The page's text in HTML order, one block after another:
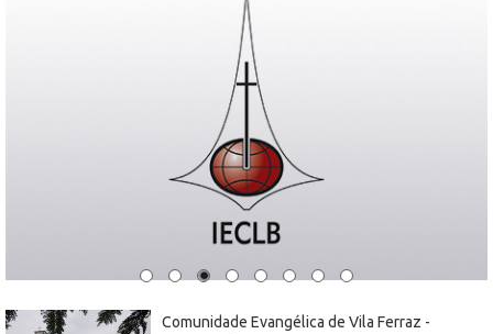
Comunidade Evangélica de Vila Ferraz -